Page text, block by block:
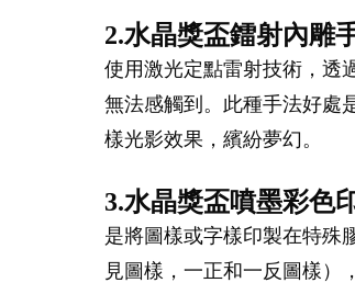
2.水晶獎盃鐳射內雕
使用激光定點雷射技術，透
無法感觸到。此種手法好處
樣光影效果，繽紛夢幻。
3.水晶獎盃噴墨彩色
是將圖樣或字樣印製在特殊
見圖樣，一正和一反圖樣）